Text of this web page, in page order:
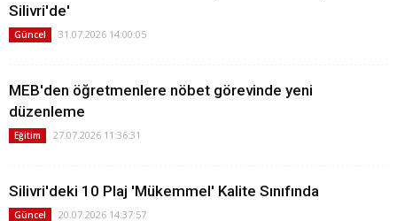
Silivri'de'
Güncel 31.07.2026 14:00:05
MEB'den öğretmenlere nöbet görevinde yeni
düzenleme
Eğitim 27.07.2026 11:36:31
Silivri'deki 10 Plaj 'Mükemmel' Kalite Sınıfında
Güncel 20.07.2026 14:37:57